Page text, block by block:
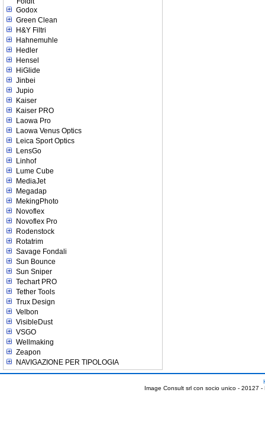
Godox
Green Clean
H&Y Filtri
Hahnemuhle
Hedler
Hensel
HiGlide
Jinbei
Jupio
Kaiser
Kaiser PRO
Laowa Pro
Laowa Venus Optics
Leica Sport Optics
LensGo
Linhof
Lume Cube
MediaJet
Megadap
MekingPhoto
Novoflex
Novoflex Pro
Rodenstock
Rotatrim
Savage Fondali
Sun Bounce
Sun Sniper
Techart PRO
Tether Tools
Trux Design
Velbon
VisibleDust
VSGO
Wellmaking
Zeapon
NAVIGAZIONE PER TIPOLOGIA
Image Consult srl con socio unico - 20127